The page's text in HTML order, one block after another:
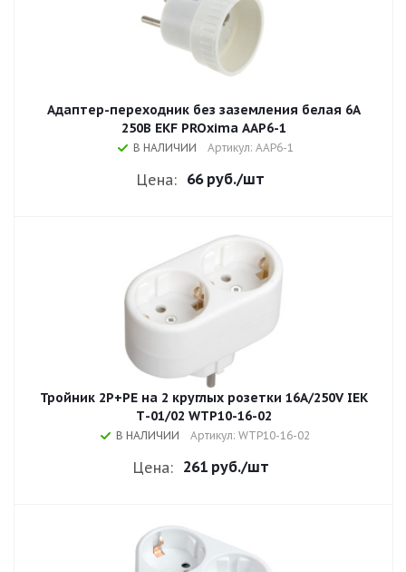
Адаптер-переходник без заземления белая 6A
250В EKF PROxima AAP6-1
В НАЛИЧИИ Артикул: AAP6-1
Цена: 66 руб./шт
Тройник 2P+РE на 2 круглых розетки 16A/250V IEK
Т-01/02 WTP10-16-02
В НАЛИЧИИ Артикул: WTP10-16-02
Цена: 261 руб./шт